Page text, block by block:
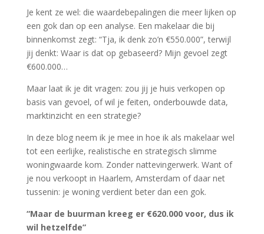
Je kent ze wel: die waardebepalingen die meer lijken op
een gok dan op een analyse. Een makelaar die bij
binnenkomst zegt: “Tja, ik denk zo’n €550.000”, terwijl
jij denkt: Waar is dat op gebaseerd? Mijn gevoel zegt
€600.000…
Maar laat ik je dit vragen: zou jij je huis verkopen op
basis van gevoel, of wil je feiten, onderbouwde data,
marktinzicht en een strategie?
In deze blog neem ik je mee in hoe ik als makelaar wel
tot een eerlijke, realistische en strategisch slimme
woningwaarde kom. Zonder nattevingerwerk. Want of
je nou verkoopt in Haarlem, Amsterdam of daar net
tussenin: je woning verdient beter dan een gok.
“Maar de buurman kreeg er €620.000 voor, dus ik
wil hetzelfde”